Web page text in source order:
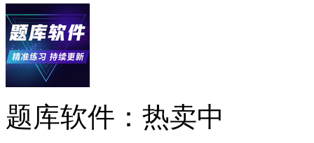
题库软件：热卖中